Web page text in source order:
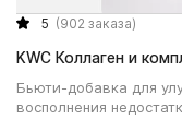
5 (902 заказа)
KWC Коллаген и
Бьюти-добавка для
восполнения